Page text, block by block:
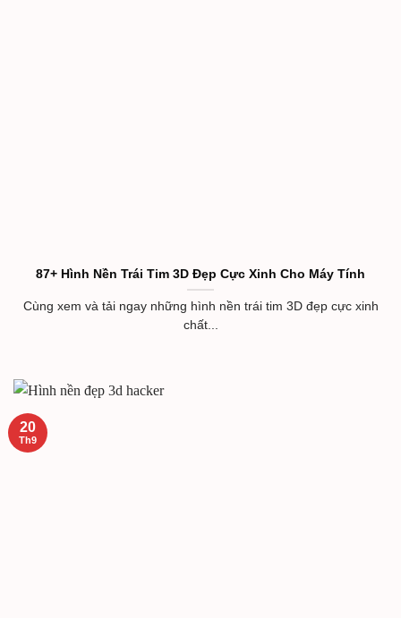
87+ Hình Nền Trái Tim 3D Đẹp Cực Xinh Cho Máy Tính
Cùng xem và tải ngay những hình nền trái tim 3D đẹp cực xinh
chất...
20
Th9